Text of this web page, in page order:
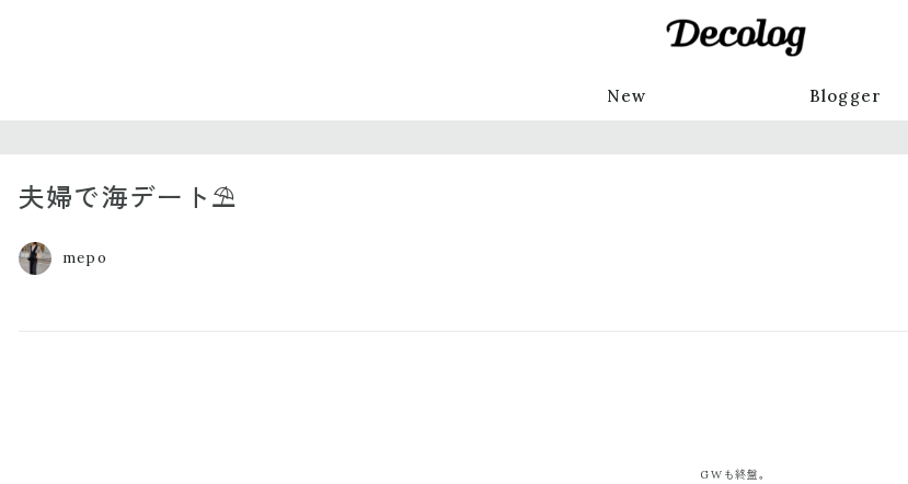
New Blogger
夫婦で海デート⛱
mepo
GWも終盤。